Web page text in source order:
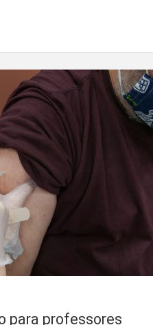
para professores